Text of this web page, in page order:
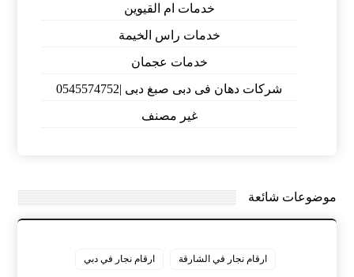
خدمات ام القيوين
خدمات راس الخيمة
خدمات عجمان
شركات دهان فى دبى صبغ دبى |0545574752
غير مصنف
موضوعات شائعة
ارقام نجار في الشارقة ارقام نجار في دبي